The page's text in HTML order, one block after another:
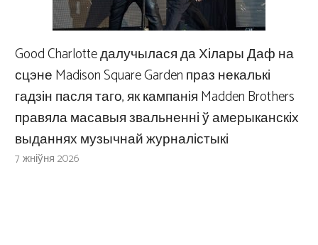
Good Charlotte далучылася да Хілары Даф на
сцэне Madison Square Garden праз некалькі
гадзін пасля таго, як кампанія Madden Brothers
правяла масавыя звальненні ў амерыканскіх
выданнях музычнай журналістыкі
7 жніўня 2026